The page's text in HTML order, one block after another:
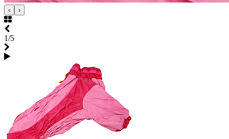
‹ ›
1/5